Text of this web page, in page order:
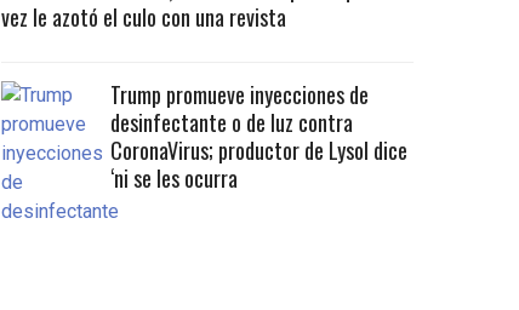
vez le azotó el culo con una revista
Trump promueve inyecciones de
desinfectante o de luz contra
CoronaVirus; productor de Lysol dice
‘ni se les ocurra